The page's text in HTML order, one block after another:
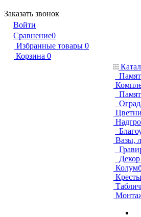
Заказать звонок
Войти
Сравнение0
Избранные товары 0
Корзина 0
Вазы,